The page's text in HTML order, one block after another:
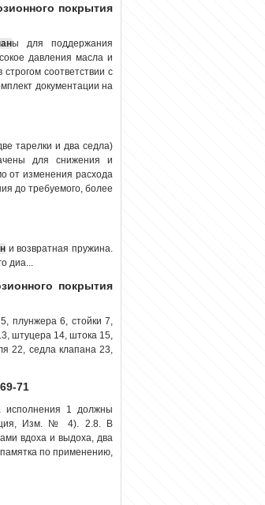
покрытия
ы для поддержания
давления масла и
соответствии с
документации на
тарелки и два седла)
для снижения и
от изменения расхода
до требуемого, более
и возвратная пружина.
диа...
покрытия
плунжера 6, стойки 7,
штуцера 14, штока 15,
22, седла клапана 23,
71
исполнения 1 должны
Изм. № 4). 2.8. В
вдоха и выдоха, два
по применению,